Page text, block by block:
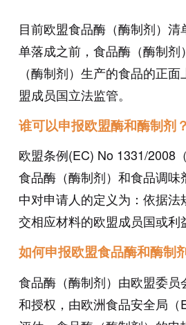
目前欧盟食品酶（酶制剂）
单落成之前，食品酶（酶制剂
（酶制剂）生产的食品的正
盟成员国立法监管。
谁可以申报欧盟酶和酶制剂？
欧盟条例(EC) No 1331/2008
食品酶（酶制剂）和食品调味
中对申请人的定义为：依据法
交相应材料的欧盟成员国或利
如何申报欧盟食品酶和酶制
食品酶（酶制剂）由欧盟委员
和授权，由欧洲食品安全局（